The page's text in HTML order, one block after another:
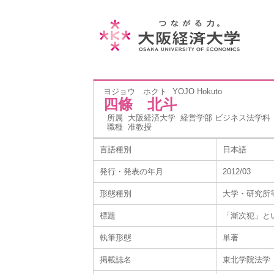
ヨジョウ ホクト YOJO Hokuto
四條 北斗
所属 大阪経済大学 経営学部 ビジネス法学科
職種 准教授
言語種別 日本語
発行・発表の年月 2012/03
形態種別 大学・研究所
標題 「漸次犯」
執筆形態 単著
掲載誌名 東北学院法学